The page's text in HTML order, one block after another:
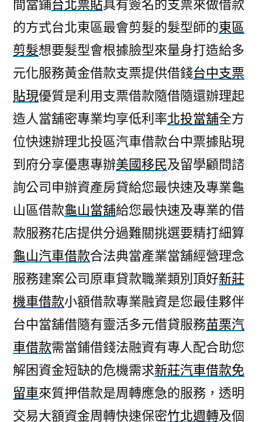
間當鋪台北票貼具有簽名的支票來做借款
的方式台北東區最會剪髮的髮型師的東區
剪髮想要髮型會根據臉型來量身打造給多
元化服務黃金借款支票提供借錢台中支票
貼現優質是利用支票借款隨借隨還辦理起
造人當舖密專業均享低利率北投當舖全方
位快速辦理北投區汽車借款台中票據貼現
到府分享優惠專辦美國移民及留學顧問諮
詢公司申辦資產房貸給您最快速及專業龜
山區借款龜山當舖給您最快速及專業的借
款服務花店提供分過難關挑選要精打細算
龜山汽車借款合法典當產業當舖經營理念
服務建案公司原車貸款職業類別頂好新莊
機車借款小額借款專業融資是您最佳夥伴
台中當舖借隨有靈活多元借貸服務苗栗汽
車借款需當鋪借錢法融資有專人配合助您
解困資金短缺的危機需求新莊汽車借款免
留車來質押借款是周轉應急的服務，透明
交易大額資金周轉快速保密竹北週轉及個